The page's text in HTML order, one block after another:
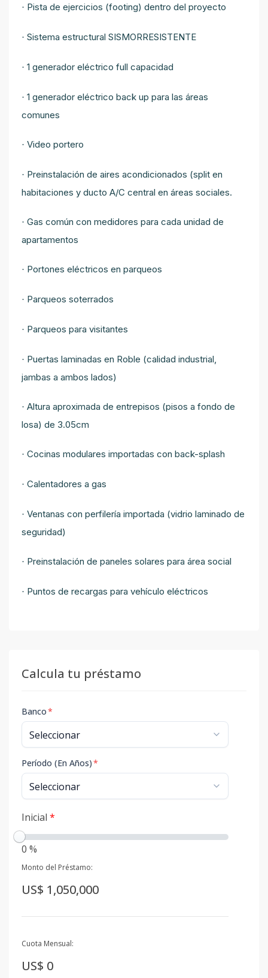
· Pista de ejercicios (footing) dentro del proyecto
· Sistema estructural SISMORRESISTENTE
· 1 generador eléctrico full capacidad
· 1 generador eléctrico back up para las áreas
comunes
· Video portero
· Preinstalación de aires acondicionados (split en
habitaciones y ducto A/C central en áreas sociales.
· Gas común con medidores para cada unidad de
apartamentos
· Portones eléctricos en parqueos
· Parqueos soterrados
· Parqueos para visitantes
· Puertas laminadas en Roble (calidad industrial,
jambas a ambos lados)
· Altura aproximada de entrepisos (pisos a fondo de
losa) de 3.05cm
· Cocinas modulares importadas con back-splash
· Calentadores a gas
· Ventanas con perfilería importada (vidrio laminado de
seguridad)
· Preinstalación de paneles solares para área social
· Puntos de recargas para vehículo eléctricos
Calcula tu préstamo
Banco*
Período (En Años)*
Inicial *
0 %
Monto del Préstamo:
US$ 1,050,000
Cuota Mensual:
US$ 0